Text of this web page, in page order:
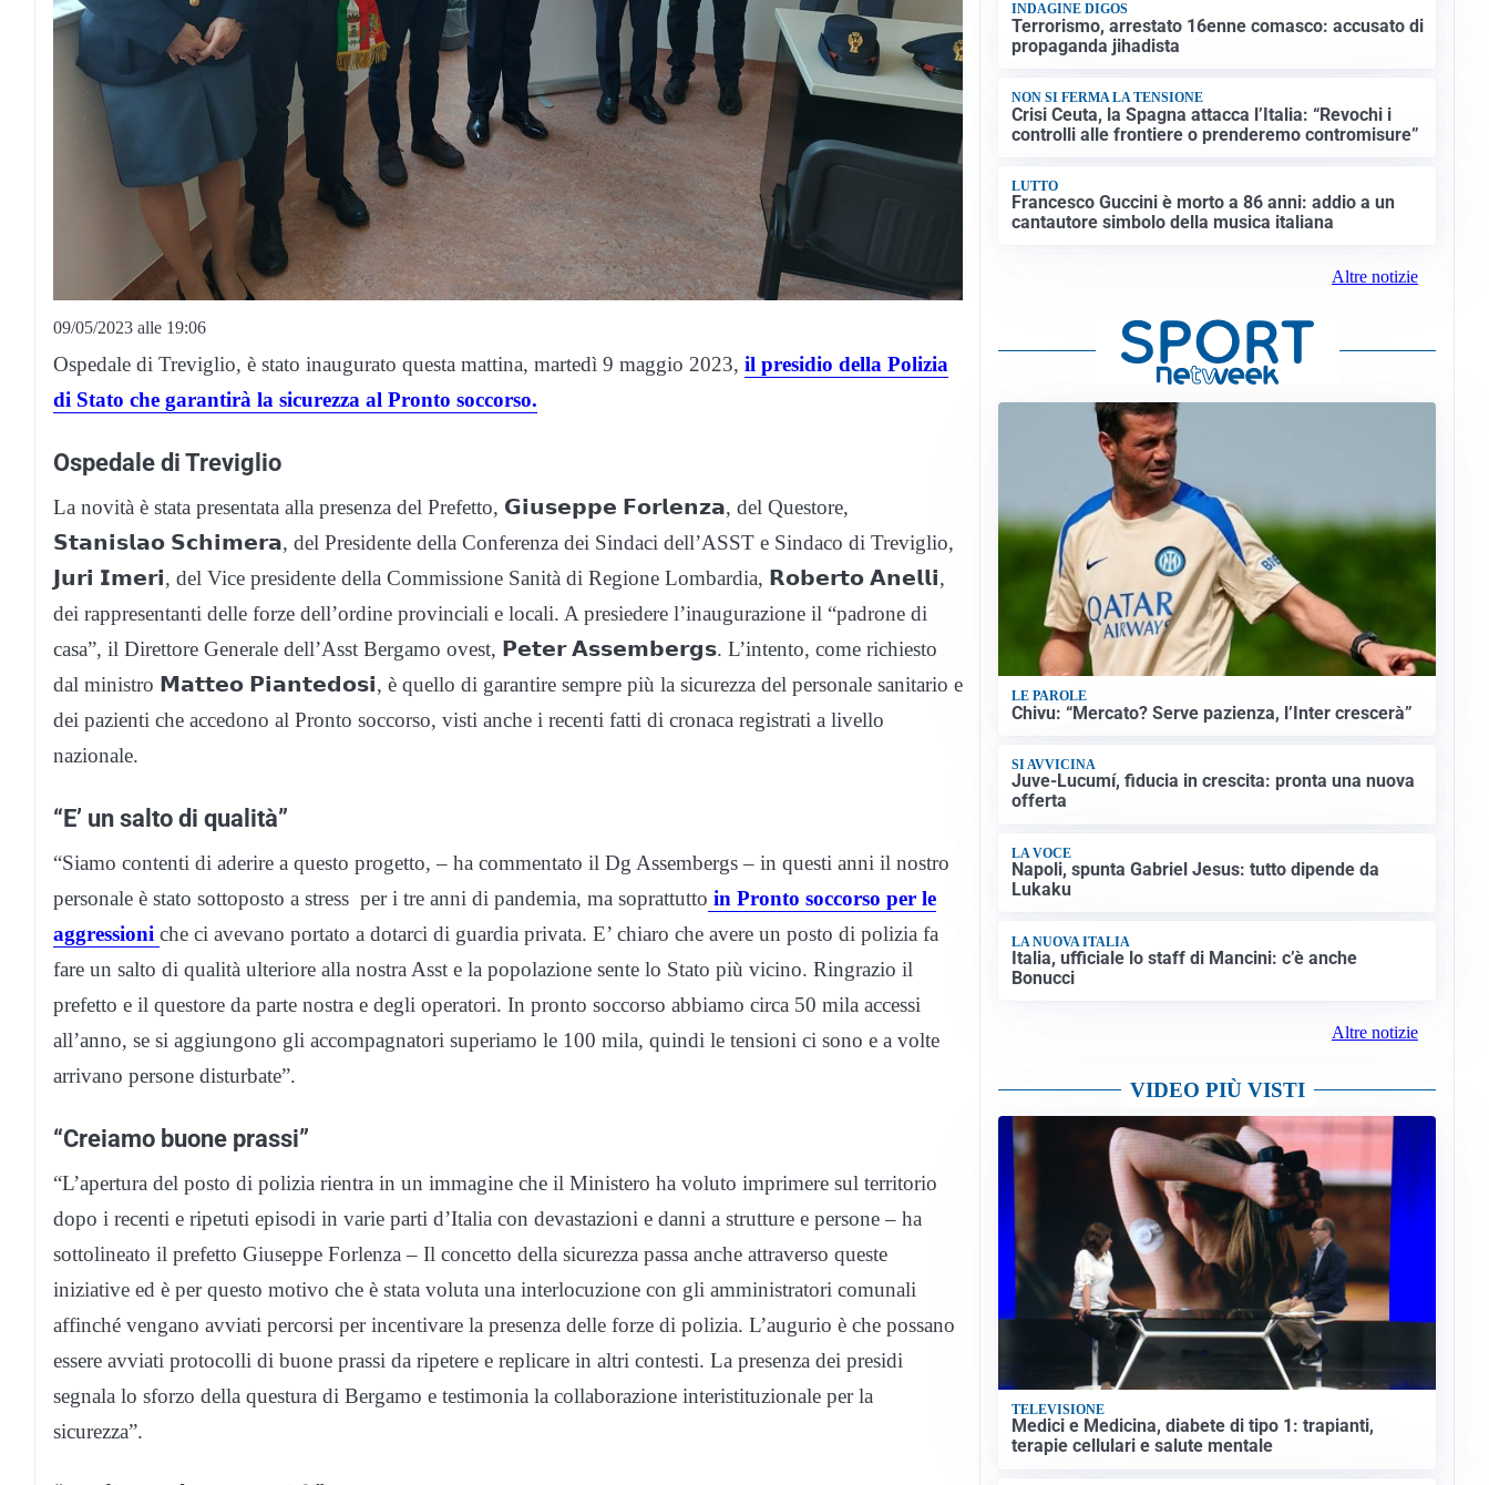
09/05/2023 alle 19:06
Ospedale di Treviglio, è stato inaugurato questa mattina, martedì 9 maggio 2023, il presidio della Polizia
di Stato che garantirà la sicurezza al Pronto soccorso.
Ospedale di Treviglio
La novità è stata presentata alla presenza del Prefetto, 𝗚𝗶𝘂𝘀𝗲𝗽𝗽𝗲 𝗙𝗼𝗿𝗹𝗲𝗻𝘇𝗮, del Questore,
𝗦𝘁𝗮𝗻𝗶𝘀𝗹𝗮𝗼 𝗦𝗰𝗵𝗶𝗺𝗲𝗿𝗮, del Presidente della Conferenza dei Sindaci dell’ASST e Sindaco di Treviglio,
𝗝𝘂𝗿𝗶 𝗜𝗺𝗲𝗿𝗶, del Vice presidente della Commissione Sanità di Regione Lombardia, 𝗥𝗼𝗯𝗲𝗿𝘁𝗼 𝗔𝗻𝗲𝗹𝗹𝗶,
dei rappresentanti delle forze dell’ordine provinciali e locali. A presiedere l’inaugurazione il “padrone di
casa”, il Direttore Generale dell’Asst Bergamo ovest, 𝗣𝗲𝘁𝗲𝗿 𝗔𝘀𝘀𝗲𝗺𝗯𝗲𝗿𝗴𝘀. L’intento, come richiesto
dal ministro 𝗠𝗮𝘁𝘁𝗲𝗼 𝗣𝗶𝗮𝗻𝘁𝗲𝗱𝗼𝘀𝗶, è quello di garantire sempre più la sicurezza del personale sanitario e
dei pazienti che accedono al Pronto soccorso, visti anche i recenti fatti di cronaca registrati a livello
nazionale.
“E’ un salto di qualità”
“Siamo contenti di aderire a questo progetto, – ha commentato il Dg Assembergs – in questi anni il nostro
personale è stato sottoposto a stress per i tre anni di pandemia, ma soprattutto in Pronto soccorso per le
aggressioni che ci avevano portato a dotarci di guardia privata. E’ chiaro che avere un posto di polizia fa
fare un salto di qualità ulteriore alla nostra Asst e la popolazione sente lo Stato più vicino. Ringrazio il
prefetto e il questore da parte nostra e degli operatori. In pronto soccorso abbiamo circa 50 mila accessi
all’anno, se si aggiungono gli accompagnatori superiamo le 100 mila, quindi le tensioni ci sono e a volte
arrivano persone disturbate”.
“Creiamo buone prassi”
“L’apertura del posto di polizia rientra in un immagine che il Ministero ha voluto imprimere sul territorio
dopo i recenti e ripetuti episodi in varie parti d’Italia con devastazioni e danni a strutture e persone – ha
sottolineato il prefetto Giuseppe Forlenza – Il concetto della sicurezza passa anche attraverso queste
iniziative ed è per questo motivo che è stata voluta una interlocuzione con gli amministratori comunali
affinché vengano avviati percorsi per incentivare la presenza delle forze di polizia. L’augurio è che possano
essere avviati protocolli di buone prassi da ripetere e replicare in altri contesti. La presenza dei presidi
segnala lo sforzo della questura di Bergamo e testimonia la collaborazione interistituzionale per la
sicurezza”.
INDAGINE DIGOS
Terrorismo, arrestato 16enne comasco: accusato di
propaganda jihadista
NON SI FERMA LA TENSIONE
Crisi Ceuta, la Spagna attacca l’Italia: “Revochi i
controlli alle frontiere o prenderemo contromisure”
LUTTO
Francesco Guccini è morto a 86 anni: addio a un
cantautore simbolo della musica italiana
Altre notizie
LE PAROLE
Chivu: “Mercato? Serve pazienza, l’Inter crescerà”
SI AVVICINA
Juve-Lucumí, fiducia in crescita: pronta una nuova
offerta
LA VOCE
Napoli, spunta Gabriel Jesus: tutto dipende da
Lukaku
LA NUOVA ITALIA
Italia, ufficiale lo staff di Mancini: c’è anche
Bonucci
Altre notizie
VIDEO PIÙ VISTI
TELEVISIONE
Medici e Medicina, diabete di tipo 1: trapianti,
terapie cellulari e salute mentale